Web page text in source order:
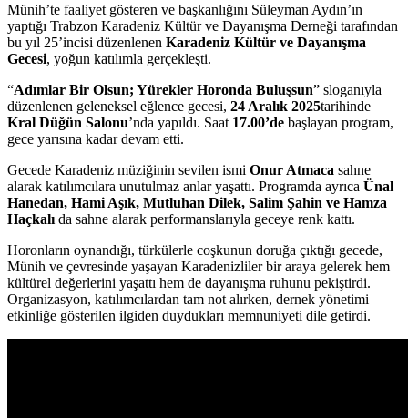
Münih’te faaliyet gösteren ve başkanlığını Süleyman Aydın’ın
yaptığı Trabzon Karadeniz Kültür ve Dayanışma Derneği tarafından
bu yıl 25’incisi düzenlenen Karadeniz Kültür ve Dayanışma
Gecesi, yoğun katılımla gerçekleşti.
“Adımlar Bir Olsun; Yürekler Horonda Buluşsun” sloganıyla
düzenlenen geleneksel eğlence gecesi, 24 Aralık 2025tarihinde
Kral Düğün Salonu’nda yapıldı. Saat 17.00’de başlayan program,
gece yarısına kadar devam etti.
Gecede Karadeniz müziğinin sevilen ismi Onur Atmaca sahne
alarak katılımcılara unutulmaz anlar yaşattı. Programda ayrıca Ünal
Hanedan, Hami Aşık, Mutluhan Dilek, Salim Şahin ve Hamza
Haçkalı da sahne alarak performanslarıyla geceye renk kattı.
Horonların oynandığı, türkülerle coşkunun doruğa çıktığı gecede,
Münih ve çevresinde yaşayan Karadenizliler bir araya gelerek hem
kültürel değerlerini yaşattı hem de dayanışma ruhunu pekiştirdi.
Organizasyon, katılımcılardan tam not alırken, dernek yönetimi
etkinliğe gösterilen ilgiden duydukları memnuniyeti dile getirdi.